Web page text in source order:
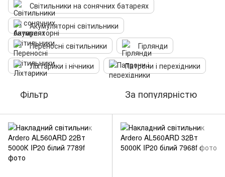
Світильники на сонячних батареях
Акумуляторні світильники
Переносні світильники
Гірлянди
Ліхтарики і нічники
Патрони і перехідники
Фільтр За популярністю